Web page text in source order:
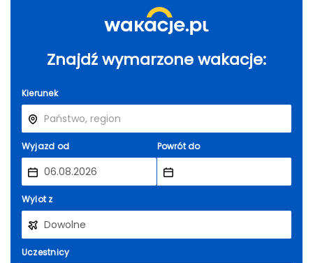
Znajdź wymarzone wakacje:
Kierunek
Wyjazd od Powrót do
Wylot z
Uczestnicy